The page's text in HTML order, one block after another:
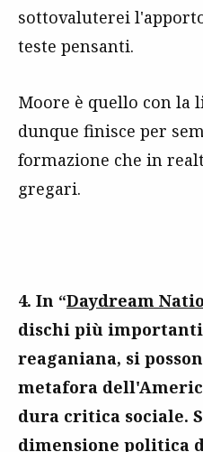
sottovaluterei
teste pensanti.
Moore è quello con la
dunque finisce per
formazione che in
gregari.
4. In “Daydream
dischi più
reaganiana, si
metafora
dura critica sociale.
dimensione politica